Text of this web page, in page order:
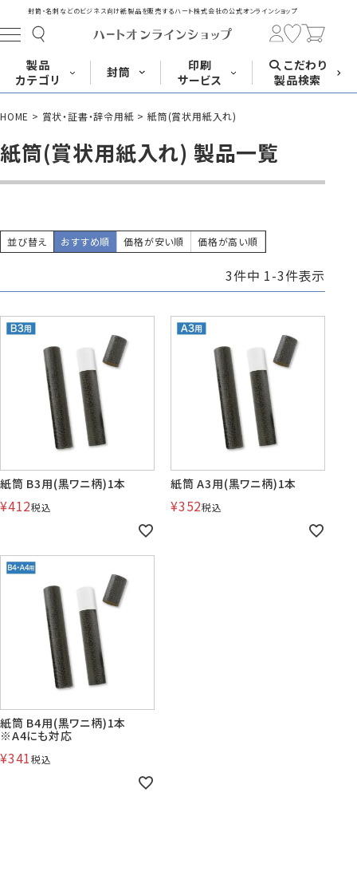
封筒・名刺などのビジネス向け紙製品を販売するハート株式会社の公式オンラインショップ
製品
カテゴリ
名刺 はがき カード・挨拶状
賞状・証書・
辞令用紙
紙製クリア
ファイル印刷
カレンダー
発送・包装・梱包資
封筒
長形封筒 角形封筒 洋形封筒
120×235 120×235
90×205
長40封筒
A4横4つ折 B4横3つ折
142×332
長2封筒
B5縦2つ折
長6封筒
A4横3つ折
返信用封筒 洋2タテ封筒
洋5タテ封筒
A5縦2つ折
95×217
印刷
サービス
封筒印刷サービス
紙製クリアファイル印刷サービス
喪中はがき印刷サービス
こだわり
製品検索
HOME 賞状・証書・辞令用紙 紙筒(賞状用紙入れ)
紙筒(賞状用紙入れ) 製品一覧
並び替え おすすめ順 価格が安い順 価格が高い順
3件中 1-3件表示
紙筒 B3用(黒ワニ柄)1本
¥412税込
紙筒 A3用(黒ワニ柄)1本
¥352税込
紙筒 B4用(黒ワニ柄)1本
※A4にも対応
¥341税込